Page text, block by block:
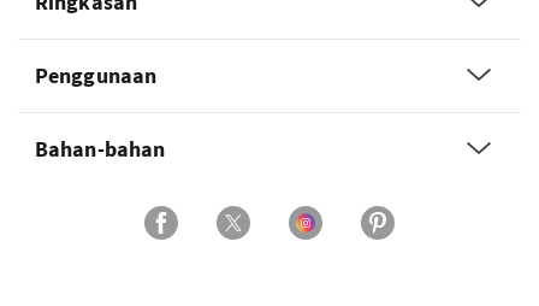
Penggunaan
Bahan-bahan